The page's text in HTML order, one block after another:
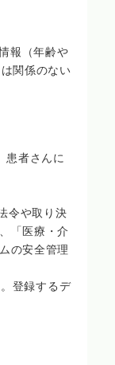
報（年齢や
関係のない
患者さんに
令や取り決
「医療・介
の安全管理
登録するデ